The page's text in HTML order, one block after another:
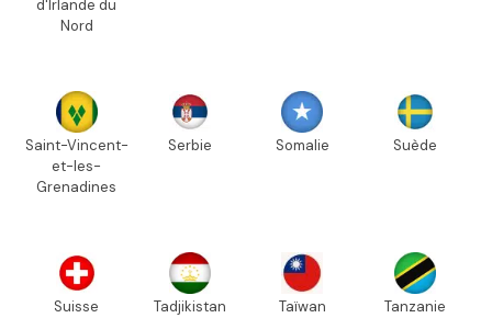
d'Irlande du
Nord
Saint-Vincent-
et-les-
Grenadines
Serbie Somalie Suède
Suisse Tadjikistan Taïwan Tanzanie